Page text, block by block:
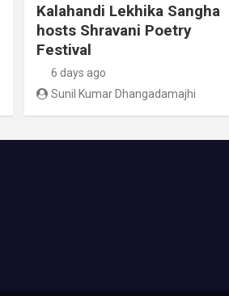
Kalahandi Lekhika Sangha
hosts Shravani Poetry
Festival
6 days ago
Sunil Kumar Dhangadamajhi